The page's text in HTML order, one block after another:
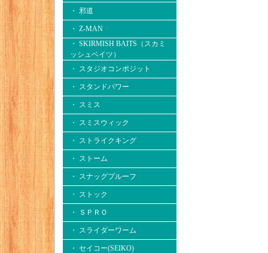
・ 邪道
・ Z-MAN
・ SKIRMISH BAITS（スカミ
ッシュベイツ）
・ スタジオコンポジット
・ スタンドパワー
・ スミス
・ スミスウィック
・ ストライクキング
・ ストーム
・ スナッグプルーフ
・ ストック
・ ＳＰＲＯ
・ スライダーワーム
・ セイコー(SEIKO)